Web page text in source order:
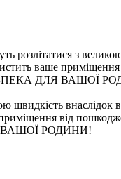
з великою
ваше
БЕЗПЕКА ДЛЯ ВАШОЇ
внаслідок
від
ВАШОЇ РОДИНИ!